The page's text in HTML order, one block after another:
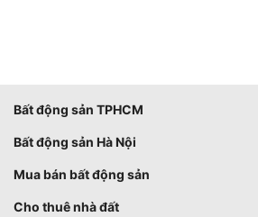
Bất động sản TPHCM
Bất động sản Hà Nội
Mua bán bất động sản
Cho thuê nhà đất